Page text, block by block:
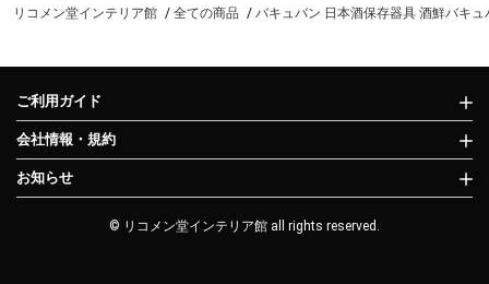
リコメン堂インテリア館 全ての商品 バキュバン 日本酒保存器具 酒鮮バキ
ご利用ガイド
会社情報・規約
お知らせ
© リコメン堂インテリア館 all rights reserved.